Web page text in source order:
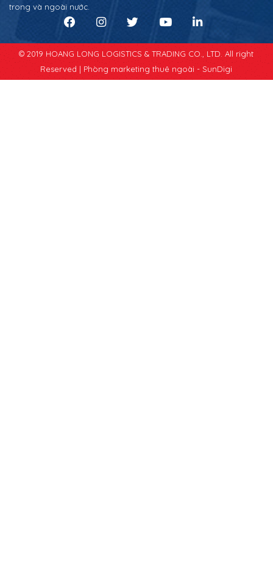
trong và ngoài nước.
© 2019 HOANG LONG LOGISTICS & TRADING CO., LTD. All right
Reserved | Phòng marketing thuê ngoài - SunDigi